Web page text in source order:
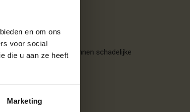
en om ons
voor social
die u aan ze heeft
Marketing
hout kunnen schadelijke